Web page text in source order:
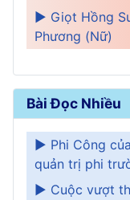
► Giọt Hồng
Phương (Nữ)
Bài Đọc Nhiều
► Phi Công
quản trị phi
► Cuộc vượt